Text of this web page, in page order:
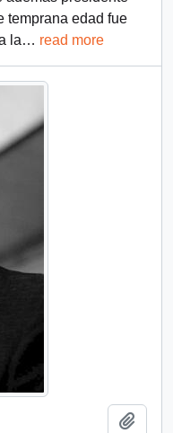
temprana edad fue
la… read more